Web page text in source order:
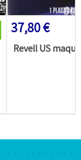
37,80 €
Revell US